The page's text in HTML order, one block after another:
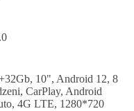
10", Android 12, 8
CarPlay, Android
4G LTE, 1280*720